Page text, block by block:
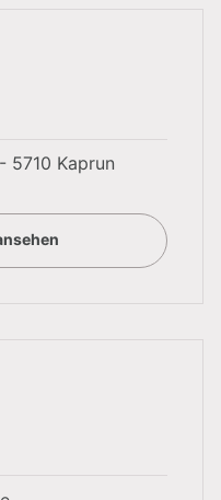
bis Frühsommer
5710 Kaprun